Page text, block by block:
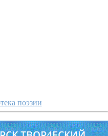
поэзии